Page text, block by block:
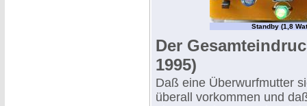
Standby (1,8
Der
1995)
Daß eine Überwurfmutter
überall vorkommen und